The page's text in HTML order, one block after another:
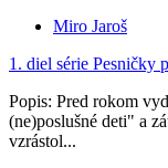
Miro Jaroš
1. diel série Pesničky
Popis: Pred rokom
(ne)poslušné deti" a
vzrástol...